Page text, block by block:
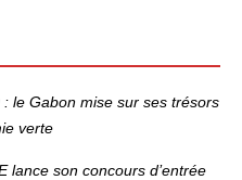
: le Gabon mise sur ses trésors
verte
lance son concours d’entrée